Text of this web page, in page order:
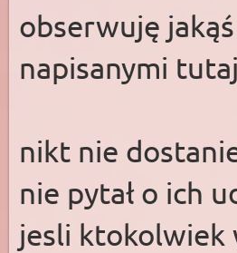
obserwuję
napisanymi
nikt nie
nie pytał o ich
jesli ktokolwiek